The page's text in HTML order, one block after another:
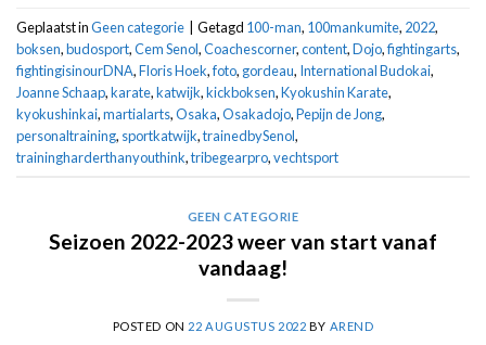
Geplaatst inGeen categorie Getagd 100-man, 100mankumite, 2022,
boksen,budosport,Cem Senol,Coachescorner,content,Dojo,fightingarts,
fightingisinourDNA,Floris Hoek,foto, gordeau, International Budokai,
Joanne Schaap,karate,katwijk,kickboksen,Kyokushin Karate,
kyokushinkai,martialarts,Osaka,Osakadojo,Pepijn de Jong,
personaltraining, sportkatwijk,trainedbySenol,
trainingharderthanyouthink,tribegearpro,vechtsport
GEEN CATEGORIE
Seizoen 2022-2023 weer van start vanaf
vandaag!
POSTED ON 22 AUGUSTUS 2022 BY AREND